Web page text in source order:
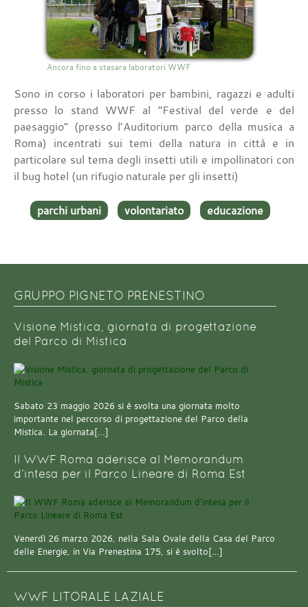
Ancora fino a stasera laboratori WWF
Sono in corso i laboratori per bambini, ragazzi e adulti
presso lo stand WWF al “Festival del verde e del
paesaggio” (presso l’Auditorium parco della musica a
Roma) incentrati sui temi della natura in città e in
particolare sul tema degli insetti utili e impollinatori con
il bug hotel (un rifugio naturale per gli insetti)
parchi urbani volontariato educazione
GRUPPO PIGNETO PRENESTINO
Visione Mistica, giornata di progettazione
del Parco di Mistica
Sabato 23 maggio 2026 si è svolta una giornata molto
importante nel percorso di progettazione del Parco della
Mistica. La giornata[…]
Il WWF Roma aderisce al Memorandum
d’intesa per il Parco Lineare di Roma Est
Venerdì 26 marzo 2026, nella Sala Ovale della Casa del Parco
delle Energie, in Via Prenestina 175, si è svolto[…]
WWF LITORALE LAZIALE